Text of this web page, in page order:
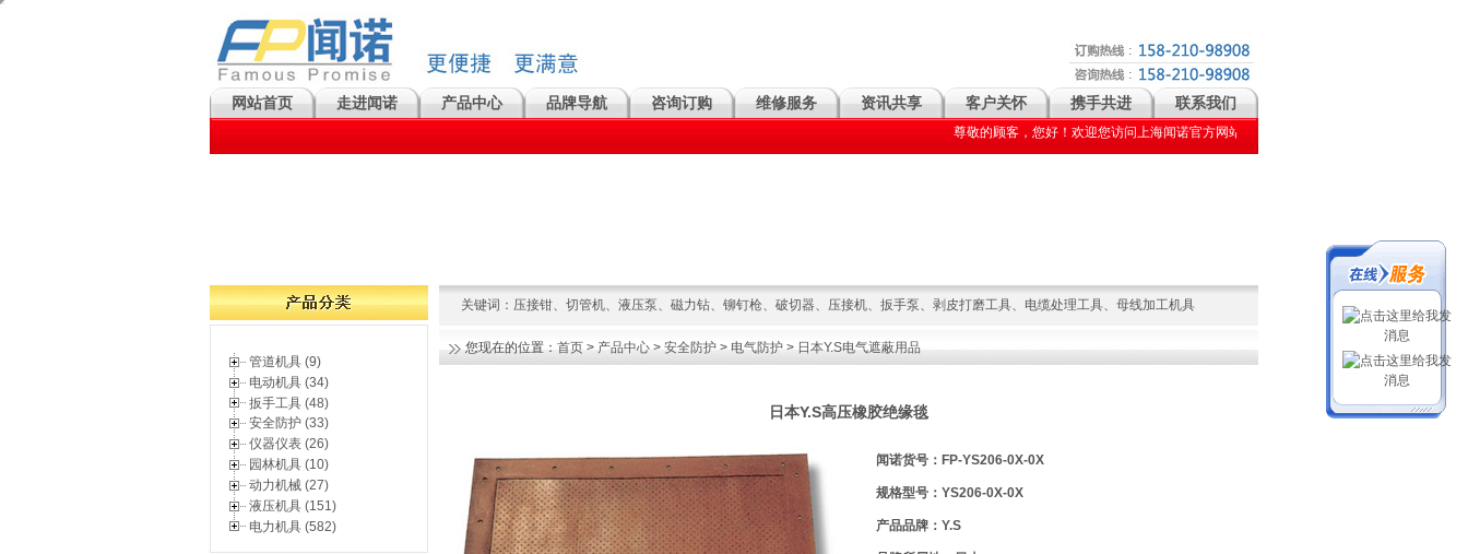
网站首页 走进闻诺 产品中心 品牌导航 咨询订购 维修服务 资讯共享 客户关怀 携手共进 联系我们
尊敬的顾客，您好！欢迎您访问上海闻诺官方网站！上海闻诺主要经营: 压接钳| 剥皮器|
管道机具 (9)
电动机具 (34)
扳手工具 (48)
安全防护 (33)
仪器仪表 (26)
园林机具 (10)
动力机械 (27)
液压机具 (151)
电力机具 (582)
关键词： 压接钳、 切管机、 液压泵、 磁力钻、 铆钉枪、 破切器、 压接机、 扳手泵、 剥皮打磨工具、 电缆处理工具、 母线加工机具
您现在的位置： 首页 > 产品中心 > 安全防护 > 电气防护 > 日本Y.S电气遮蔽用品
日本Y.S高压橡胶绝缘毯
闻诺货号：FP-YS206-0X-0X
规格型号：YS206-0X-0X
产品品牌：Y.S